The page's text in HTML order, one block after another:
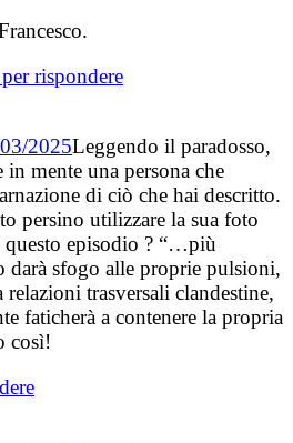
rispondere
2025Leggendo il paradosso,
mente una persona che
di ciò che hai descritto.
persino utilizzare la sua foto
questo episodio ? “…più
darà sfogo alle proprie pulsioni,
relazioni trasversali clandestine,
faticherà a contenere la propria
così!